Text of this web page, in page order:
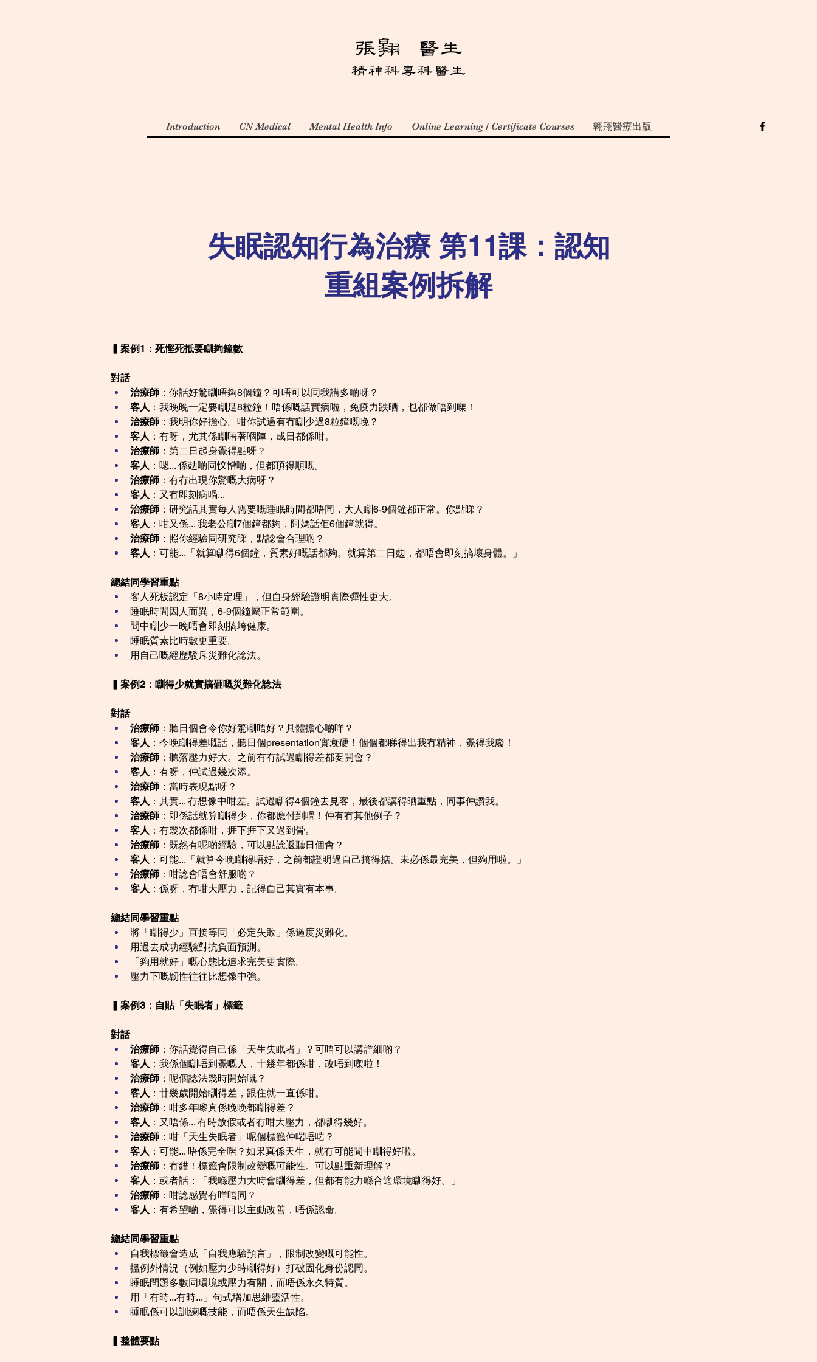
Introduction CN Medical Mental Health Info Online Learning / Certificate Courses 翺翔醫療出版
失眠認知行為治療 第11課：認知
重組案例拆解
▍案例1：死慳死抵要瞓夠鐘數
對話
治療師 ：你話好驚瞓唔夠8個鐘？可唔可以同我講多啲呀？
客人 ：我晚晚一定要瞓足8粒鐘！唔係嘅話實病啦，免疫力跌晒，乜都做唔到㗎！
治療師 ：我明你好擔心。咁你試過有冇瞓少過8粒鐘嘅晚？
客人 ：有呀，尤其係瞓唔著嗰陣，成日都係咁。
治療師 ：第二日起身覺得點呀？
客人 ：嗯... 係攰啲同忟憎啲，但都頂得順嘅。
治療師 ：有冇出現你驚嘅大病呀？
客人 ：又冇即刻病喎...
治療師 ：研究話其實每人需要嘅睡眠時間都唔同，大人瞓6-9個鐘都正常。你點睇？
客人 ：咁又係... 我老公瞓7個鐘都夠，阿媽話佢6個鐘就得。
治療師 ：照你經驗同研究睇，點諗會合理啲？
客人 ：可能...「就算瞓得6個鐘，質素好嘅話都夠。就算第二日攰，都唔會即刻搞壞身體。」
總結同學習重點
客人死板認定「8小時定理」，但自身經驗證明實際彈性更大。
睡眠時間因人而異，6-9個鐘屬正常範圍。
間中瞓少一晚唔會即刻搞垮健康。
睡眠質素比時數更重要。
用自己嘅經歷駁斥災難化諗法。
▍案例2：瞓得少就實搞砸嘅災難化諗法
對話
治療師 ：聽日個會令你好驚瞓唔好？具體擔心啲咩？
客人 ：今晚瞓得差嘅話，聽日個presentation實衰硬！個個都睇得出我冇精神，覺得我廢！
治療師 ：聽落壓力好大。之前有冇試過瞓得差都要開會？
客人 ：有呀，仲試過幾次添。
治療師 ：當時表現點呀？
客人 ：其實... 冇想像中咁差。試過瞓得4個鐘去見客，最後都講得晒重點，同事仲讚我。
治療師 ：即係話就算瞓得少，你都應付到喎！仲有冇其他例子？
客人 ：有幾次都係咁，捱下捱下又過到骨。
治療師 ：既然有呢啲經驗，可以點諗返聽日個會？
客人 ：可能...「就算今晚瞓得唔好，之前都證明過自己搞得掂。未必係最完美，但夠用啦。」
治療師 ：咁諗會唔會舒服啲？
客人 ：係呀，冇咁大壓力，記得自己其實有本事。
總結同學習重點
將「瞓得少」直接等同「必定失敗」係過度災難化。
用過去成功經驗對抗負面預測。
「夠用就好」嘅心態比追求完美更實際。
壓力下嘅韌性往往比想像中強。
▍案例3：自貼「失眠者」標籤
對話
治療師 ：你話覺得自己係「天生失眠者」？可唔可以講詳細啲？
客人 ：我係個瞓唔到覺嘅人，十幾年都係咁，改唔到㗎啦！
治療師 ：呢個諗法幾時開始嘅？
客人 ：廿幾歲開始瞓得差，跟住就一直係咁。
治療師 ：咁多年嚟真係晚晚都瞓得差？
客人 ：又唔係... 有時放假或者冇咁大壓力，都瞓得幾好。
治療師 ：咁「天生失眠者」呢個標籤仲啱唔啱？
客人 ：可能... 唔係完全啱？如果真係天生，就冇可能間中瞓得好啦。
治療師 ：冇錯！標籤會限制改變嘅可能性。可以點重新理解？
客人 ：或者話：「我喺壓力大時會瞓得差，但都有能力喺合適環境瞓得好。」
治療師 ：咁諗感覺有咩唔同？
客人 ：有希望啲，覺得可以主動改善，唔係認命。
總結同學習重點
自我標籤會造成「自我應驗預言」，限制改變嘅可能性。
搵例外情況（例如壓力少時瞓得好）打破固化身份認同。
睡眠問題多數同環境或壓力有關，而唔係永久特質。
用「有時...有時...」句式增加思維靈活性。
睡眠係可以訓練嘅技能，而唔係天生缺陷。
▍整體要點